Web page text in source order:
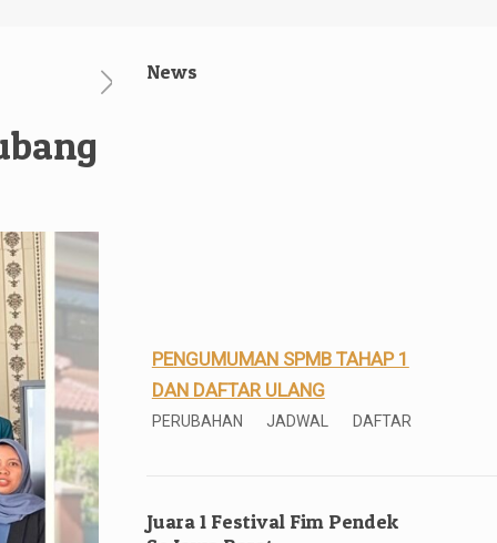
News
DAN DAFTAR ULANG
PERUBAHAN JADWAL DAFTAR
ULANG!!
SPMB Tahap I 2026
Juara 1 Festival Fim Pendek